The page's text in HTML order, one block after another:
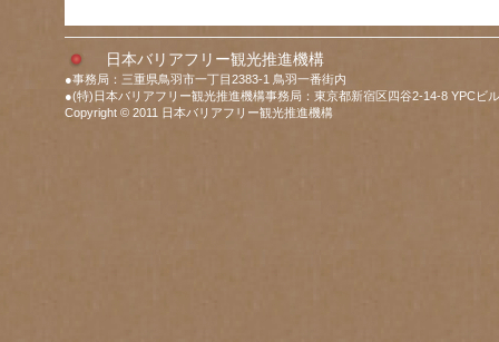
日本バリアフリー観光推進機構
●事務局：三重県鳥羽市一丁目2383-1 鳥羽一番街内
●(特)日本バリアフリー観光推進機構事務局：東京都新宿区四谷2-14-8 YPCビ
Copyright © 2011 日本バリアフリー観光推進機構